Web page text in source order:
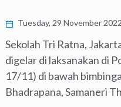
Tuesday, 29 November 2022
Sekolah Tri Ratna,
digelar di laksanakan di
17/11) di bawah
Bhadrapana, Samaneri